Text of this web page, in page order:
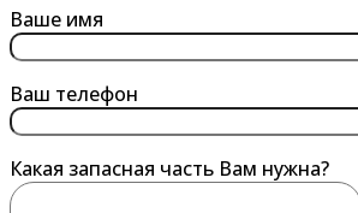
Вологда
Воронеж
Воскресенск
Воткинск
Выборг
Ваше имя
Ваш телефон
Какая запасная часть Вам нужна?